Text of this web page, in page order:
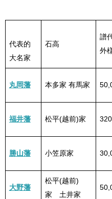
代表的
大名家
石高
譜
外
丸岡藩 本多家 有馬家
福井藩 松平(越前)家
勝山藩 小笠原家
大野藩
松平(越前)
家 土井家